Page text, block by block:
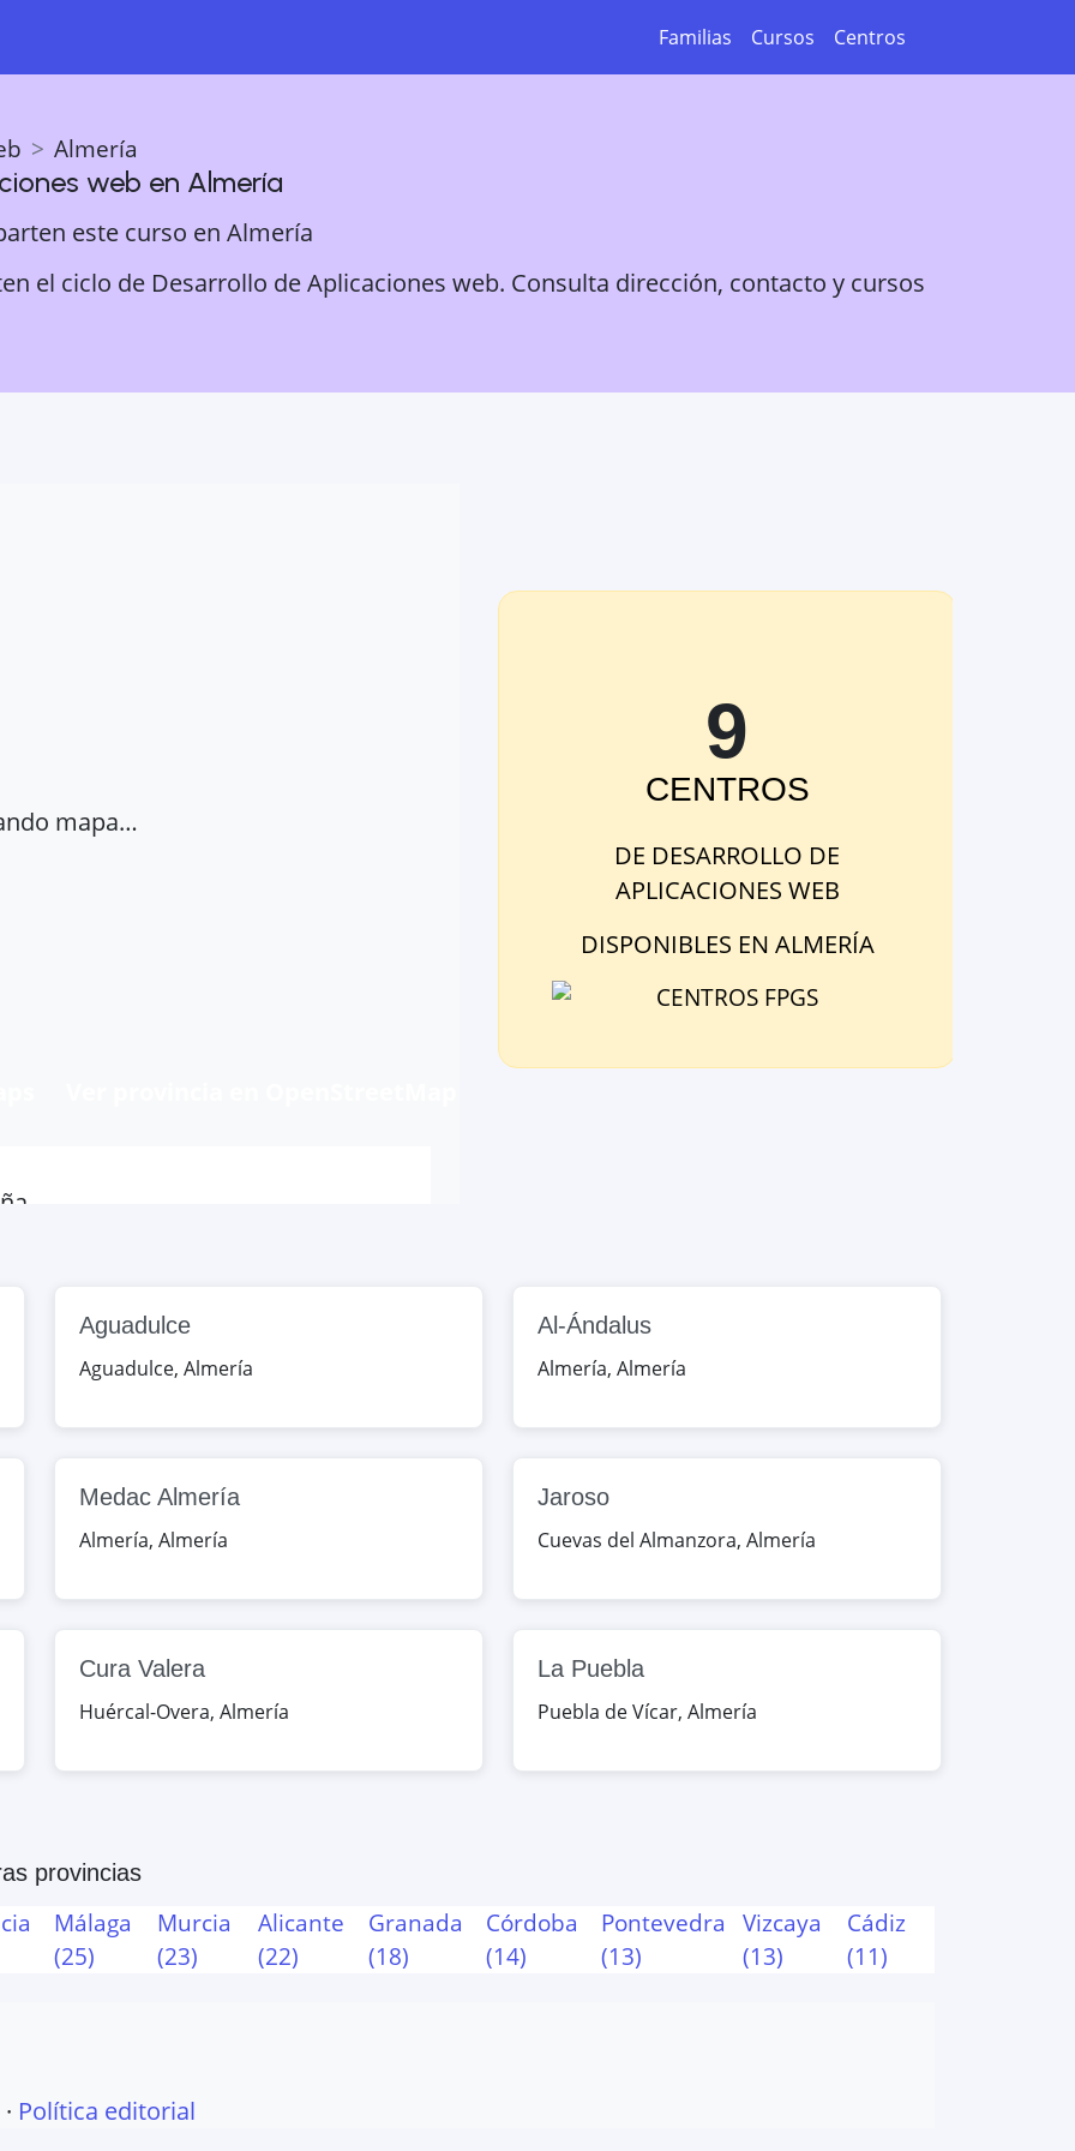
Familias Cursos Centros
Almería
web en Almería
este curso en Almería
el ciclo de Desarrollo de Aplicaciones web. Consulta dirección, contacto y cursos
mapa…
España
Almería, Almería, España
España
Almería, España
España
9
CENTROS
DE DESARROLLO DE
APLICACIONES WEB
DISPONIBLES EN ALMERÍA
Aguadulce
Aguadulce, Almería
Al-Ándalus
Almería, Almería
Medac Almería
Almería, Almería
Jaroso
Cuevas del Almanzora, Almería
Cura Valera
Huércal-Overa, Almería
La Puebla
Puebla de Vícar, Almería
provincias
Málaga
(25)
Murcia
(23)
Alicante
(22)
Granada
(18)
Córdoba
(14)
Pontevedra
(13)
Vizcaya
(13)
Cádiz
(11)
· Política editorial